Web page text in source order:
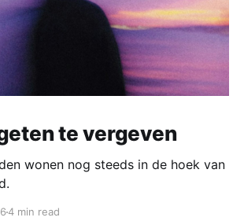
te vergeven
wonen nog steeds in de hoek van
4 min read